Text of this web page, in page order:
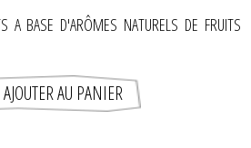
A BASE D'ARÔMES NATURELS DE FRUITS